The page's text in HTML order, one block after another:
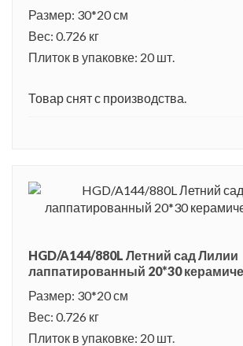
Размер: 30*20 см
Вес: 0.726 кг
Плиток в упаковке: 20 шт.
Товар снят с производства.
HGD/A144/880L Летний сад Лилии
лаппатированный 20*30
Размер: 30*20 см
Вес: 0.726 кг
Плиток в упаковке: 20 шт.